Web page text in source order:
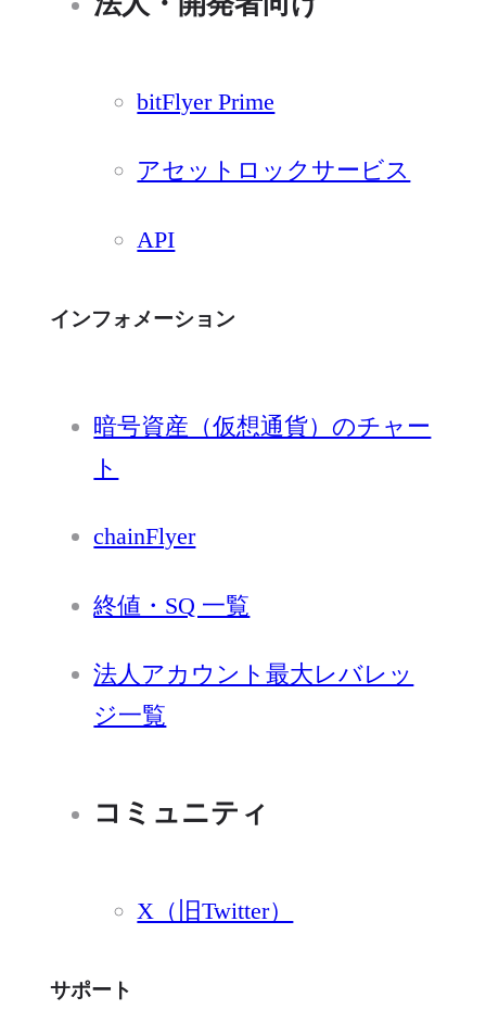
bitFlyer Prime
アセットロックサービス
API
インフォメーション
暗号資産（仮想通貨）のチャー
ト
chainFlyer
終値・SQ 一覧
法人アカウント最大レバレッ
ジ一覧
コミュニティ
X（旧Twitter）
サポート